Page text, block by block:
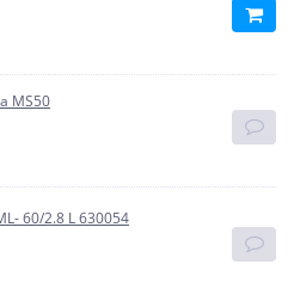
MS50
60/2.8 L 630054